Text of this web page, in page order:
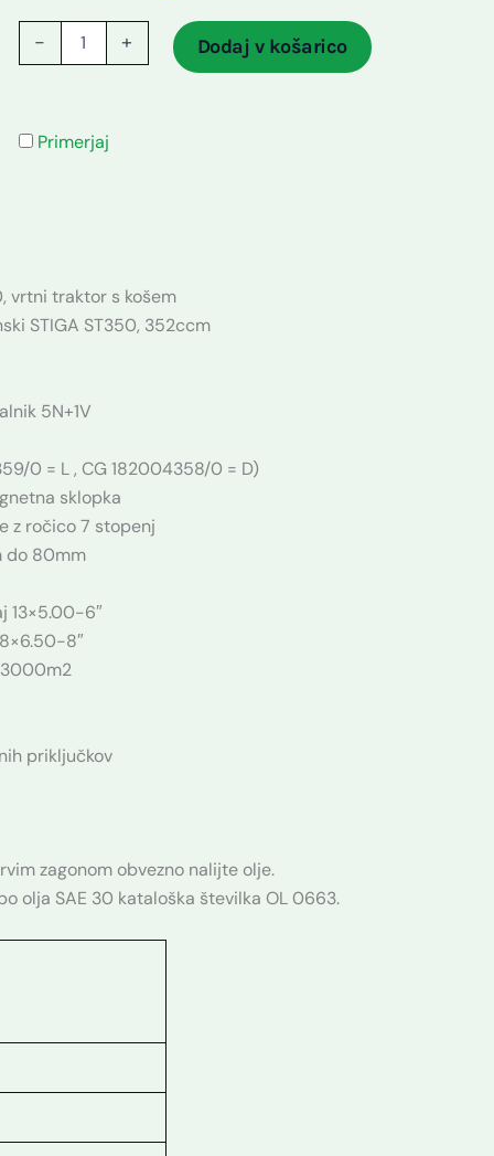
- + Dodaj v košarico
Primerjaj
vrtni traktor s košem
STIGA ST350, 352ccm
5N+1V
0 = L , CG 182004358/0 = D)
sklopka
z ročico 7 stopenj
do 80mm
13×5.00-6″
8″
priključkov
zagonom obvezno nalijte olje.
olja SAE 30 kataloška številka OL 0663.